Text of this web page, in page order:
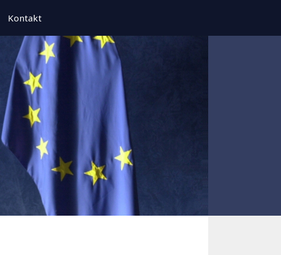
Kontakt